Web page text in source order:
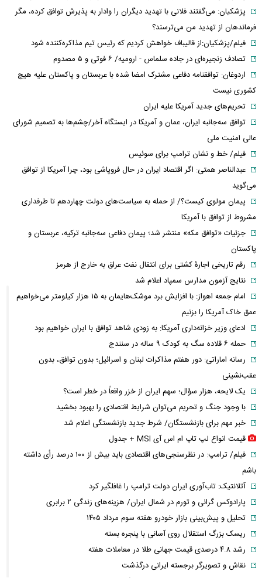
پزشکیان: می‌گفتند فلانی با تهدید دیگران را وادار به پذیرش توافق کرده، مگر
فرماندهان از تهدید من می‌ترسند؟
فیلم/پزشکیان:از قالیباف خواهش کردیم که رئیس تیم مذاکره‌کننده شود
تصادف زنجیره‌ای در جاده سلماس - ارومیه/ ۶ فوتی و ۵ مصدوم
اردوغان: توافقنامه دفاعی مشترک امضا شده با عربستان و پاکستان علیه هیچ
کشوری نیست
تحریم‌های جدید آمریکا علیه ایران
توافق سه‌جانبه ایران، عمان و آمریکا در ایستگاه آخر/چشم‌ها به تصمیم شورای
عالی امنیت ملی
فیلم/ خط و نشان ترامپ برای سوئیس
عبدالناصر همتی: اگر اقتصاد ایران در حال فروپاشی بود، چرا آمریکا از توافق
می‌گوید
پیمان مولوی کیست؟/ از حمله به سیاست‌های دولت چهاردهم تا طرفداری
مشروط از توافق با آمریکا
جزئیات «توافق مکه» منتشر شد؛ پیمان دفاعی سه‌جانبه ترکیه، عربستان و
پاکستان
رقم تاریخی اجارۀ کشتی برای انتقال نفت عراق به خارج از هرمز
نتایج آزمون مدارس سمپاد اعلام شد
امام‌ جمعه اهواز: با افزایش برد موشک‌هایمان به ۱۵ هزار کیلومتر می‌خواهیم
عمق خاک آمریکا را بزنیم
ادعای وزیر خزانه‌داری آمریکا: به زودی شاهد توافق با ایران خواهیم بود
حمله ۶ قلاده سگ به کودک ۹ ساله در سنندج
رسانه اماراتی: دور هفتم مذاکرات لبنان و اسرائیل؛ بدون توافق، بدون
عقب‌نشینی
یک لایحه، هزار سؤال؛ سهم ایران از خزر واقعاً در خطر است؟
با وجود جنگ و تحریم می‌توان شرایط اقتصادی را بهبود بخشید
خبر مهم برای بازنشستگان/ شرط جدید بازنشستگی اعلام شد
قیمت انواع لپ تاپ ام اس آی MSI + جدول
فیلم/ ترامپ: در نظرسنجی‌های اقتصادی باید بیش از ۱۰۰ درصد رأی داشته
باشم
آتلانتیک: تاب‌آوری ایران دولت ترامپ را غافلگیر کرد
پارادوکس گرانی و تورم در شمال ایران/ هزینه‌های زندگی ۲ برابری
تحلیل و پیش‌بینی بازار خودرو هفته سوم مرداد ۱۴۰۵
ریسک بزرگ استقلال روی آسانی با پنجره بسته
رشد ۴.۸ درصدی قیمت جهانی طلا در معاملات هفته
نقاش و تصویرگر برجسته ایرانی درگذشت